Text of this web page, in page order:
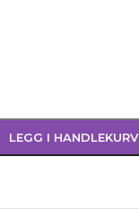
LEGG I HANDLEKURV